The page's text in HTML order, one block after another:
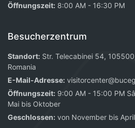
Öffnungszeit: 8:00 AM - 16:30 PM
Besucherzentrum
Standort: Str. Telecabinei 54,
Romania
E-Mail-Adresse:
Öffnungszeit: 9:00 AM - 15:00 PM
Mai bis Oktober
Geschlossen: von November bis April